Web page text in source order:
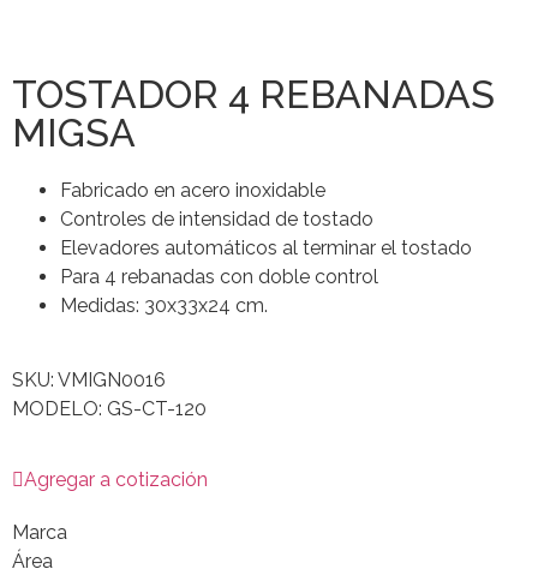
TOSTADOR 4 REBANADAS
MIGSA
Fabricado en acero inoxidable
Controles de intensidad de tostado
Elevadores automáticos al terminar el tostado
Para 4 rebanadas con doble control
Medidas: 30x33x24 cm.
SKU: VMIGN0016
MODELO: GS-CT-120
Agregar a cotización
Marca
Área